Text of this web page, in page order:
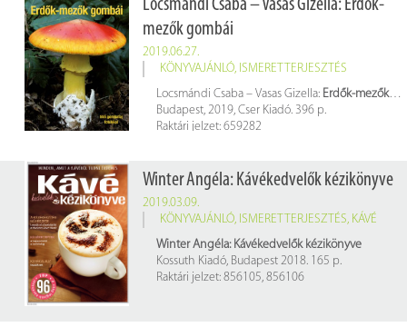
Locsmándi Csaba – Vasas Gizella: Erdők-
mezők gombái
2019.06.27.
KÖNYVAJÁNLÓ, ISMERETTERJESZTÉS
Locsmándi Csaba – Vasas Gizella: Erdők-mezők gombái
Budapest, 2019, Cser Kiadó. 396 p.
Raktári jelzet: 659282
Winter Angéla: Kávékedvelők kézikönyve
2019.03.09.
KÖNYVAJÁNLÓ, ISMERETTERJESZTÉS, KÁVÉ
Winter Angéla: Kávékedvelők kézikönyve
Kossuth Kiadó, Budapest 2018. 165 p.
Raktári jelzet: 856105, 856106